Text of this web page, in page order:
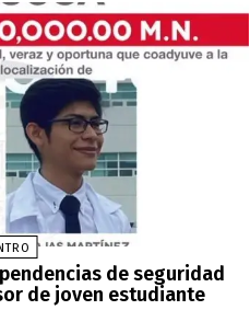
de seguridad
de joven estudiante